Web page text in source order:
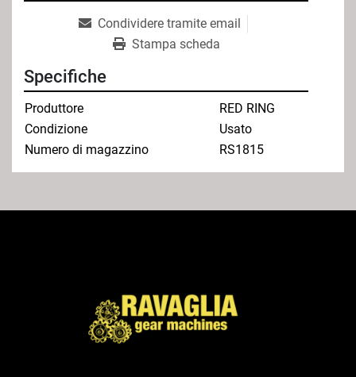
Condividere tramite email
Stampa scheda
Specifiche
Produttore
RED RING
Condizione
Usato
Numero di magazzino
RS1815